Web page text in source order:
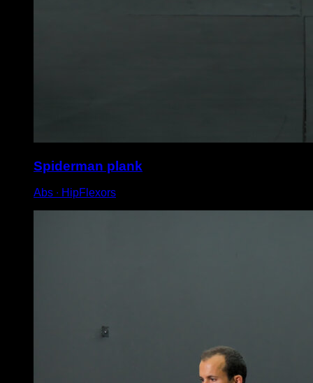
Spiderman plank
Abs ∙ HipFlexors